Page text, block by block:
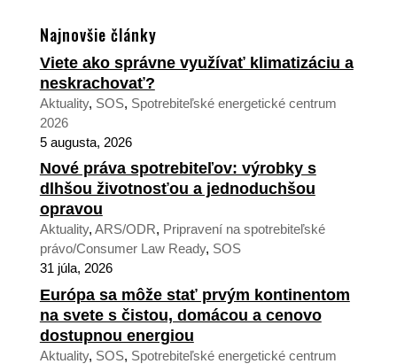
Najnovšie články
Viete ako správne využívať klimatizáciu a
neskrachovať?
Aktuality, SOS, Spotrebiteľské energetické centrum
2026
5 augusta, 2026
Nové práva spotrebiteľov: výrobky s
dlhšou životnosťou a jednoduchšou
opravou
Aktuality, ARS/ODR, Pripravení na spotrebiteľské
právo/Consumer Law Ready, SOS
31 júla, 2026
Európa sa môže stať prvým kontinentom
na svete s čistou, domácou a cenovo
dostupnou energiou
Aktuality, SOS, Spotrebiteľské energetické centrum